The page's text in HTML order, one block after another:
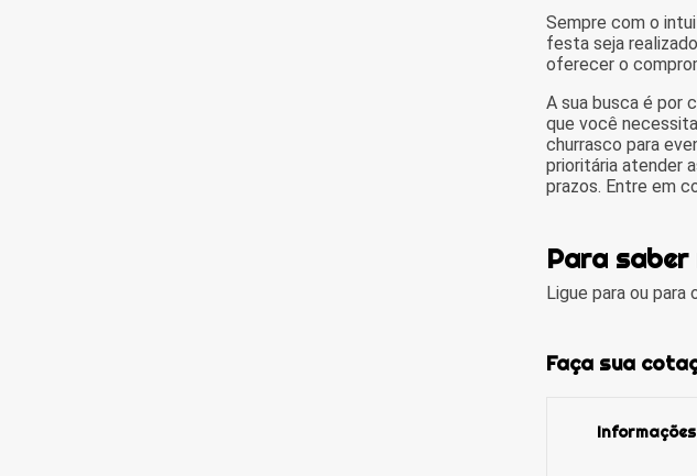
Sempre com o
festa seja
oferecer o
A sua busca é por
que você
churrasco para
prioritária atender
prazos. Entre em
Para saber
Ligue para ou para
Faça sua